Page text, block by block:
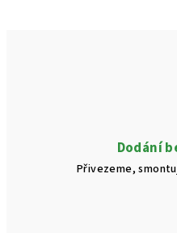
Dodání
Přivezeme,